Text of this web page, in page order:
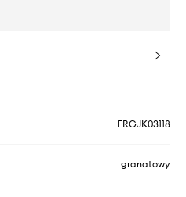
ERGJK03118
granatowy